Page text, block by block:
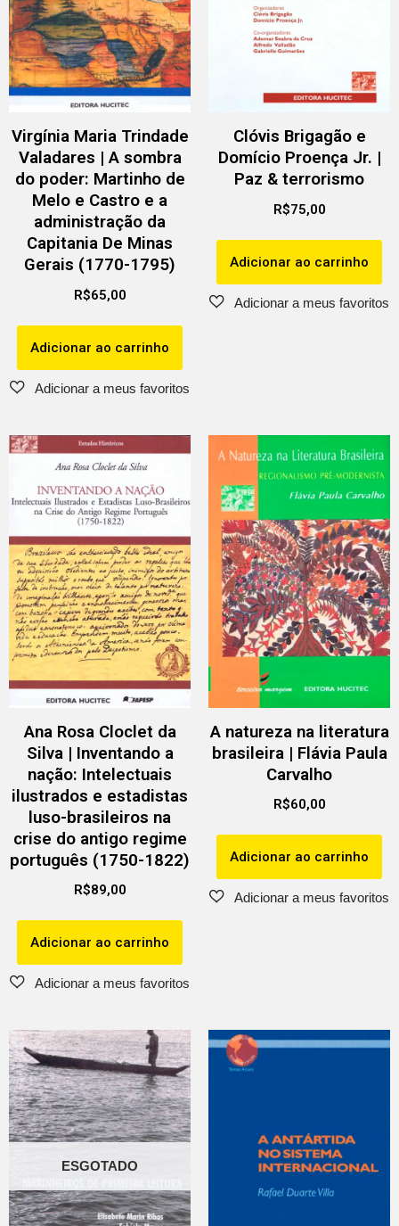
Virgínia Maria Trindade
Valadares | A sombra
do poder: Martinho de
Melo e Castro e a
administração da
Capitania De Minas
Gerais (1770-1795)
R$65,00
Adicionar ao carrinho
Clóvis Brigagão e
Domício Proença Jr. |
Paz & terrorismo
R$75,00
Adicionar ao carrinho
Ana Rosa Cloclet da
Silva | Inventando a
nação: Intelectuais
ilustrados e estadistas
luso-brasileiros na
crise do antigo regime
português (1750-1822)
R$89,00
Adicionar ao carrinho
A natureza na literatura
brasileira | Flávia Paula
Carvalho
R$60,00
Adicionar ao carrinho
ESGOTADO